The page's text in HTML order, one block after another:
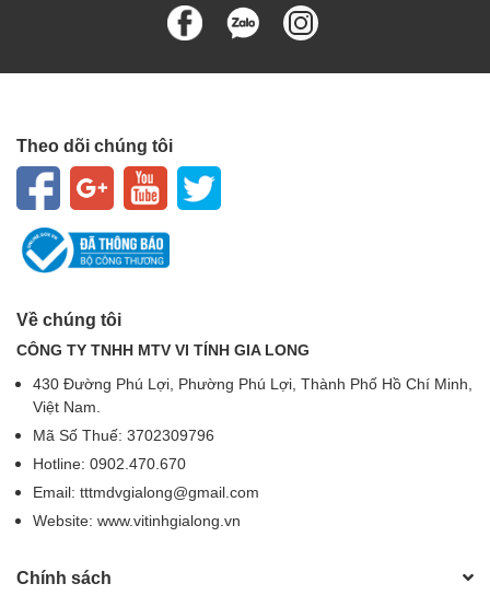
Theo dõi chúng tôi
Về chúng tôi
CÔNG TY TNHH MTV VI TÍNH GIA LONG
430 Đường Phú Lợi, Phường Phú Lợi, Thành Phố Hồ Chí Minh,
Việt Nam.
Mã Số Thuế: 3702309796
Hotline: 0902.470.670
Email: tttmdvgialong@gmail.com
Website: www.vitinhgialong.vn
Chính sách